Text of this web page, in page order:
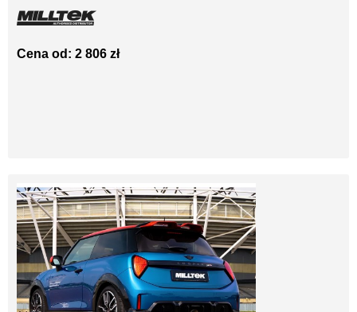
Cena od: 2 806 zł